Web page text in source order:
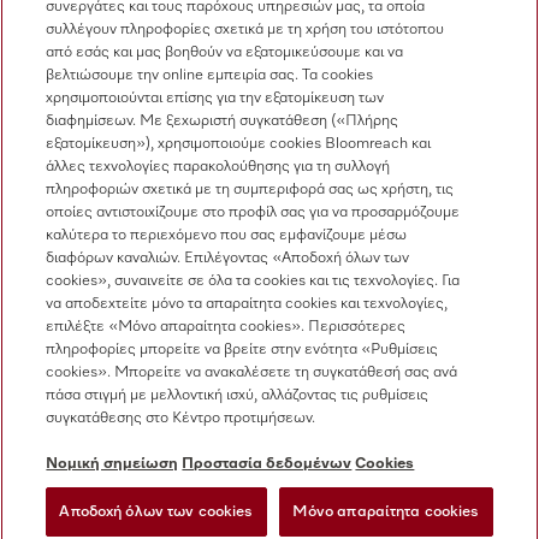
Πωλήσεις
210 6794444
Εξυπηρέτηση πελατών
210 6794444
Ακολουθήστε τη Miele Professional
Νομική σημείωση
συνεργάτες και τους παρόχους υπηρεσιών μας, τα οποία
συλλέγουν πληροφορίες σχετικά με τη χρήση του ιστότοπου
από εσάς και μας βοηθούν να εξατομικεύσουμε και να
βελτιώσουμε την online εμπειρία σας. Τα cookies
χρησιμοποιούνται επίσης για την εξατομίκευση των
διαφημίσεων. Με ξεχωριστή συγκατάθεση («Πλήρης
εξατομίκευση»), χρησιμοποιούμε cookies Bloomreach και
άλλες τεχνολογίες παρακολούθησης για τη συλλογή
πληροφοριών σχετικά με τη συμπεριφορά σας ως χρήστη, τις
οποίες αντιστοιχίζουμε στο προφίλ σας για να προσαρμόζουμε
καλύτερα το περιεχόμενο που σας εμφανίζουμε μέσω
διαφόρων καναλιών. Επιλέγοντας «Αποδοχή όλων των
cookies», συναινείτε σε όλα τα cookies και τις τεχνολογίες. Για
να αποδεχτείτε μόνο τα απαραίτητα cookies και τεχνολογίες,
επιλέξτε «Μόνο απαραίτητα cookies». Περισσότερες
πληροφορίες μπορείτε να βρείτε στην ενότητα «Ρυθμίσεις
cookies». Μπορείτε να ανακαλέσετε τη συγκατάθεσή σας ανά
πάσα στιγμή με μελλοντική ισχύ, αλλάζοντας τις ρυθμίσεις
συγκατάθεσης στο Κέντρο προτιμήσεων.
Νομική σημείωση Προστασία δεδομένων Cookies
Αποδοχή όλων των cookies Μόνο απαραίτητα cookies